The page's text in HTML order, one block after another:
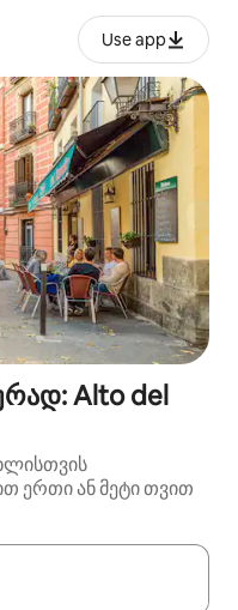
Use app
Alto del
ერთი ან მეტი თვით
ნავიგაციისთვის